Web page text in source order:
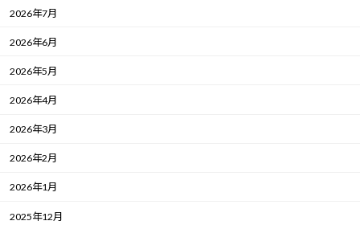
2026年7月
2026年6月
2026年5月
2026年4月
2026年3月
2026年2月
2026年1月
2025年12月